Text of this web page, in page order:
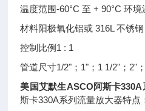
温度范围-60°C 至 + 90°C 环境
材料阳极氧化铝或 316L 不锈钢
控制比例1 : 1
管道尺寸1/2"；1"；1 1/2"；2"
美国艾默生ASCO阿斯卡
斯卡330A系列流量放大器特点